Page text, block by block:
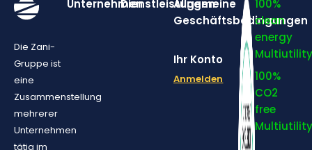
Die Zani-
Gruppe ist
eine
Zusammenstellung
mehrerer
Unternehmen
tätig im
UnternehmenDienstleistungen
Allgemeine
Geschäftsbedingungen
Ihr Konto
Anmelden
100%
clean
energy
Multiutility
100%
CO2
free
Multiutility